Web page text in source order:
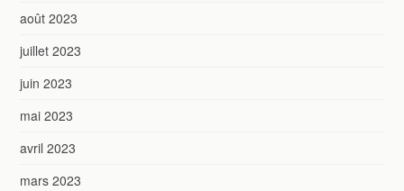
août 2023
juillet 2023
juin 2023
mai 2023
avril 2023
mars 2023